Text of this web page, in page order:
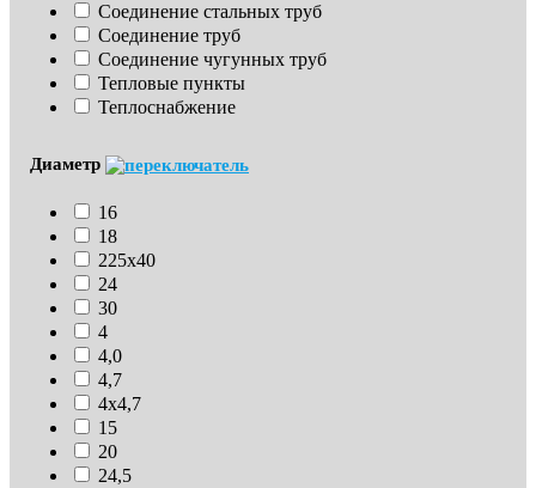
Соединение стальных труб
Соединение труб
Соединение чугунных труб
Тепловые пункты
Теплоснабжение
Диаметр
16
18
225х40
24
30
4
4,0
4,7
4х4,7
15
20
24,5